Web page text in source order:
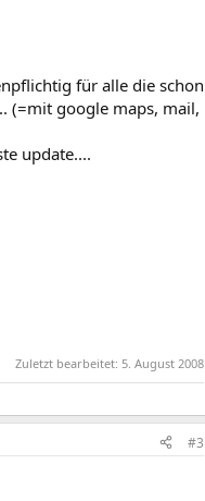
für alle die schon
(=mit google maps, mail,
update....
Zuletzt bearbeitet: 5. August 2008
#3